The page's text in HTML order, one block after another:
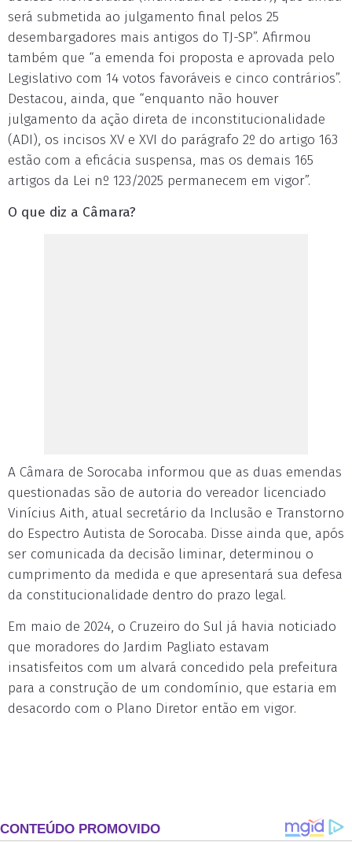
será submetida ao julgamento final pelos 25
desembargadores mais antigos do TJ-SP”. Afirmou
também que “a emenda foi proposta e aprovada pelo
Legislativo com 14 votos favoráveis e cinco contrários”.
Destacou, ainda, que “enquanto não houver
julgamento da ação direta de inconstitucionalidade
(ADI), os incisos XV e XVI do parágrafo 2º do artigo 163
estão com a eficácia suspensa, mas os demais 165
artigos da Lei nº 123/2025 permanecem em vigor”.
O que diz a Câmara?
A Câmara de Sorocaba informou que as duas emendas
questionadas são de autoria do vereador licenciado
Vinícius Aith, atual secretário da Inclusão e Transtorno
do Espectro Autista de Sorocaba. Disse ainda que, após
ser comunicada da decisão liminar, determinou o
cumprimento da medida e que apresentará sua defesa
da constitucionalidade dentro do prazo legal.
Em maio de 2024, o Cruzeiro do Sul já havia noticiado
que moradores do Jardim Pagliato estavam
insatisfeitos com um alvará concedido pela prefeitura
para a construção de um condomínio, que estaria em
desacordo com o Plano Diretor então em vigor.